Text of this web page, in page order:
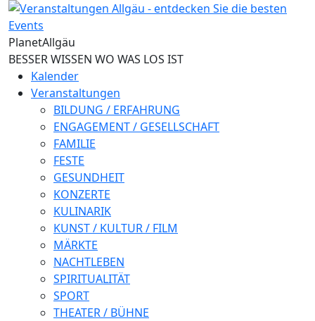
Direkt zum Inhalt
PlanetAllgäu
BESSER WISSEN WO WAS LOS IST
Kalender
Veranstaltungen
BILDUNG / ERFAHRUNG
ENGAGEMENT / GESELLSCHAFT
FAMILIE
FESTE
GESUNDHEIT
KONZERTE
KULINARIK
KUNST / KULTUR / FILM
MÄRKTE
NACHTLEBEN
SPIRITUALITÄT
SPORT
THEATER / BÜHNE